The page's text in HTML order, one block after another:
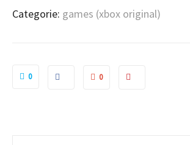
Categorie: games (xbox original)
0 0